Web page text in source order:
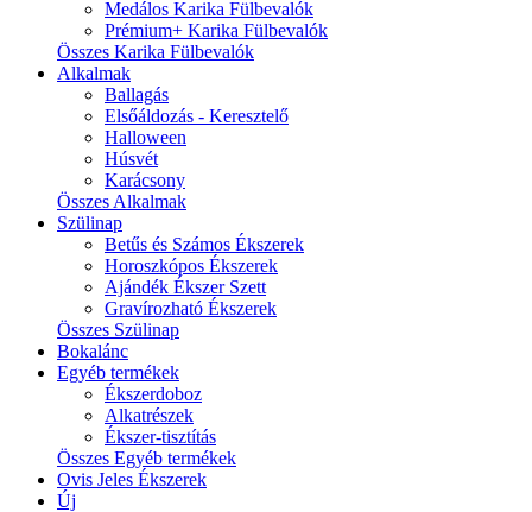
Medálos Karika Fülbevalók
Prémium+ Karika Fülbevalók
Összes Karika Fülbevalók
Alkalmak
Ballagás
Elsőáldozás - Keresztelő
Halloween
Húsvét
Karácsony
Összes Alkalmak
Szülinap
Betűs és Számos Ékszerek
Horoszkópos Ékszerek
Ajándék Ékszer Szett
Gravírozható Ékszerek
Összes Szülinap
Bokalánc
Egyéb termékek
Ékszerdoboz
Alkatrészek
Ékszer-tisztítás
Összes Egyéb termékek
Ovis Jeles Ékszerek
Új